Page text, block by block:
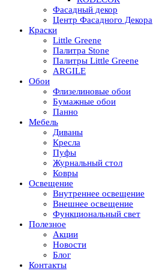
Фасадный декор
Центр Фасадного Декора
Краски
Little Greene
Палитра Stone
Палитры Little Greene
ARGILE
Обои
Флизелиновые обои
Бумажные обои
Панно
Мебель
Диваны
Кресла
Пуфы
Журнальный стол
Ковры
Освещение
Внутреннее освещение
Внешнее освещение
Функциональный свет
Полезное
Акции
Новости
Блог
Контакты